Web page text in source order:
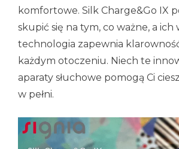
komfortowe. Silk Charge&Go IX
skupić się na tym, co ważne, a ich
technologia zapewnia
każdym otoczeniu. Niech te
aparaty słuchowe pomogą Ci
w pełni.